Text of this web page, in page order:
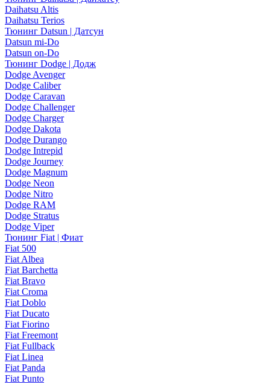
Daihatsu Altis
Daihatsu Terios
Тюнинг Datsun | Датсун
Datsun mi-Do
Datsun on-Do
Тюнинг Dodge | Додж
Dodge Avenger
Dodge Caliber
Dodge Caravan
Dodge Challenger
Dodge Charger
Dodge Dakota
Dodge Durango
Dodge Intrepid
Dodge Journey
Dodge Magnum
Dodge Neon
Dodge Nitro
Dodge RAM
Dodge Stratus
Dodge Viper
Тюнинг Fiat | Фиат
Fiat 500
Fiat Albea
Fiat Barchetta
Fiat Bravo
Fiat Croma
Fiat Doblo
Fiat Ducato
Fiat Fiorino
Fiat Freemont
Fiat Fullback
Fiat Linea
Fiat Panda
Fiat Punto